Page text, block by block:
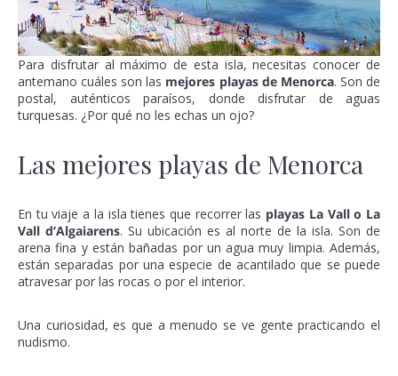
Para disfrutar al máximo de esta isla, necesitas conocer de
antemano cuáles son las mejores playas de Menorca. Son de
postal, auténticos paraísos, donde disfrutar de aguas
turquesas. ¿Por qué no les echas un ojo?
Las mejores playas de Menorca
En tu viaje a la isla tienes que recorrer las playas La Vall o La
Vall d’Algaiarens. Su ubicación es al norte de la isla. Son de
arena fina y están bañadas por un agua muy limpia. Además,
están separadas por una especie de acantilado que se puede
atravesar por las rocas o por el interior.
Una curiosidad, es que a menudo se ve gente practicando el
nudismo.